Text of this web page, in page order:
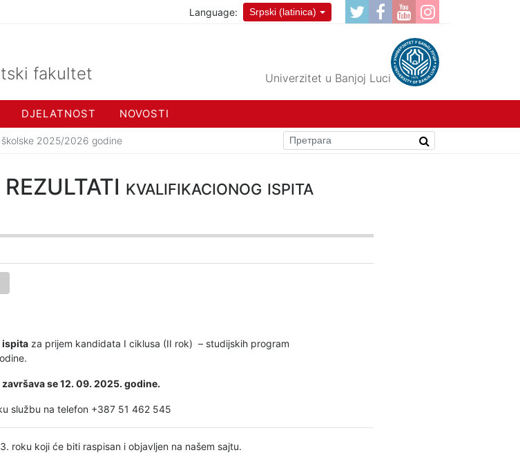
Language: Srpski (latinica)
fakultet Univerzitet u Banjoj Luci
DJELATNOST NOVOSTI
školske 2025/2026 godine
kvalifikacionog ispita
ispitaza prijem kandidata I ciklusa (II rok) – studijskih program
se 12. 09. 2025. godine.
službu na telefon +387 51 462 545
roku koji će biti raspisan i objavljen na našem sajtu.